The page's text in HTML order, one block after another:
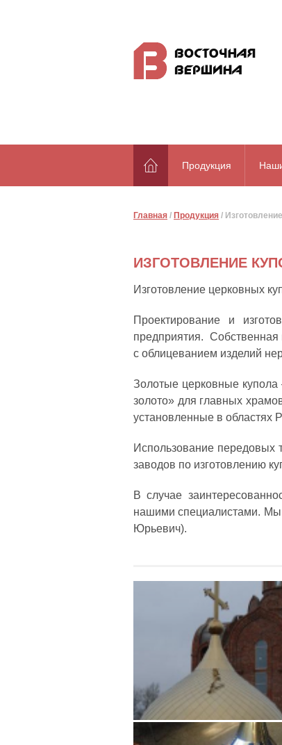
Продукция
Главная / Продукция /
ИЗГОТОВЛЕНИЕ
Изготовление церковных
Проектирование и
предприятия. Собственная
с облицеванием изделий
Золотые церковные
золото» для главных
установленные в областях
Использование передовых
заводов по изготовлению
В случае
нашими специалистами. Мы
Юрьевич).